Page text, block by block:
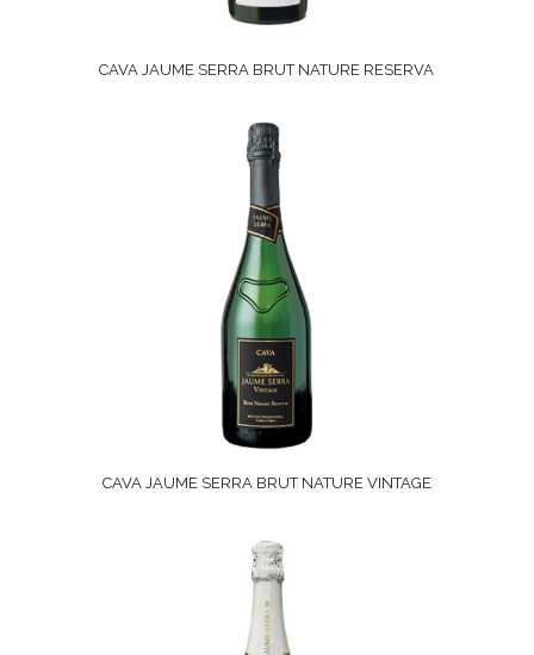
CAVA JAUME SERRA BRUT NATURE RESERVA
CAVA JAUME SERRA BRUT NATURE VINTAGE